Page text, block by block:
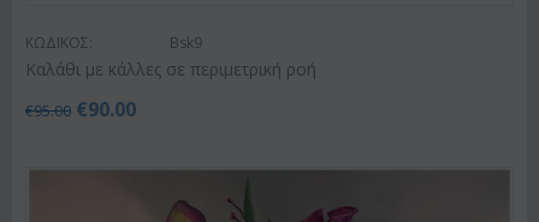
ΚΩΔΙΚΟΣ: Bsk9
Καλάθι με κάλλες σε περιμετρική ροή
€95.00 €90.00